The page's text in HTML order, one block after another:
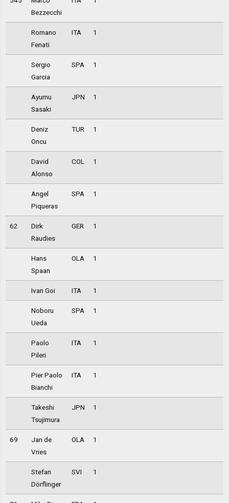
Bezzecchi
Romano
Fenati
ITA 1
Sergio
Garcia
SPA 1
Ayumu
Sasaki
JPN 1
Deniz
Oncu
TUR 1
David
Alonso
COL 1
Angel
Piqueras
SPA 1
62
Dirk
Raudies
GER 1
Hans
Spaan
OLA 1
Ivan Goi ITA 1
Noboru
Ueda
SPA 1
Paolo
Pileri
ITA 1
Pier Paolo
Bianchi
ITA 1
Takeshi
Tsujimura
JPN 1
69
Jan de
Vries
OLA 1
Stefan
Dörflinger
SVI 1